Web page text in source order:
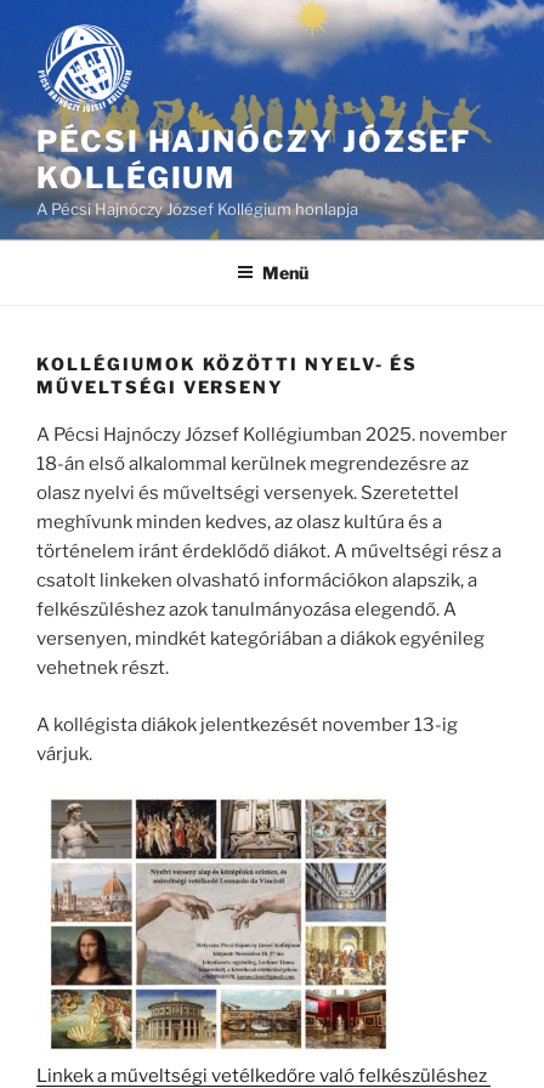
PÉCSI HAJNÓCZY JÓZSEF
KOLLÉGIUM
A Pécsi Hajnóczy József Kollégium honlapja
Menü
KOLLÉGIUMOK KÖZÖTTI NYELV- ÉS
MŰVELTSÉGI VERSENY
A Pécsi Hajnóczy József Kollégiumban 2025. november
18-án első alkalommal kerülnek megrendezésre az
olasz nyelvi és műveltségi versenyek. Szeretettel
meghívunk minden kedves, az olasz kultúra és a
történelem iránt érdeklődő diákot. A műveltségi rész a
csatolt linkeken olvasható információkon alapszik, a
felkészüléshez azok tanulmányozása elegendő. A
versenyen, mindkét kategóriában a diákok egyénileg
vehetnek részt.
A kollégista diákok jelentkezését november 13-ig
várjuk.
Linkek a műveltségi vetélkedőre való felkészüléshez